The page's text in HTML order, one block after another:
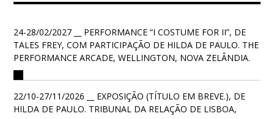
24-28/02/2027 __ PERFORMANCE “I COSTUME FOR II”, DE
TALES FREY, COM PARTICIPAÇÃO DE HILDA DE PAULO. THE
PERFORMANCE ARCADE, WELLINGTON, NOVA ZELÂNDIA.
22/10-27/11/2026 __ EXPOSIÇÃO (TÍTULO EM BREVE.), DE
HILDA DE PAULO. TRIBUNAL DA RELAÇÃO DE LISBOA,